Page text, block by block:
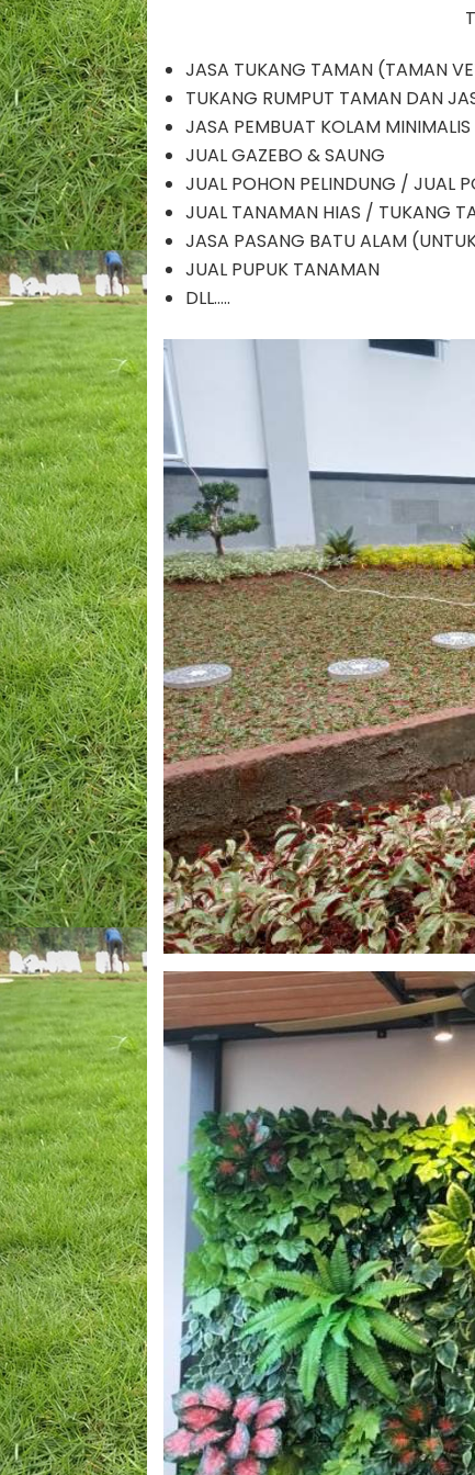
JASA TUKANG TAMAN (TAMAN
TUKANG RUMPUT TAMAN DAN
JASA PEMBUAT KOLAM
JUAL GAZEBO & SAUNG
JUAL POHON PELINDUNG / JUAL
JUAL TANAMAN HIAS / TUKANG
JASA PASANG BATU ALAM
JUAL PUPUK TANAMAN
DLL…..